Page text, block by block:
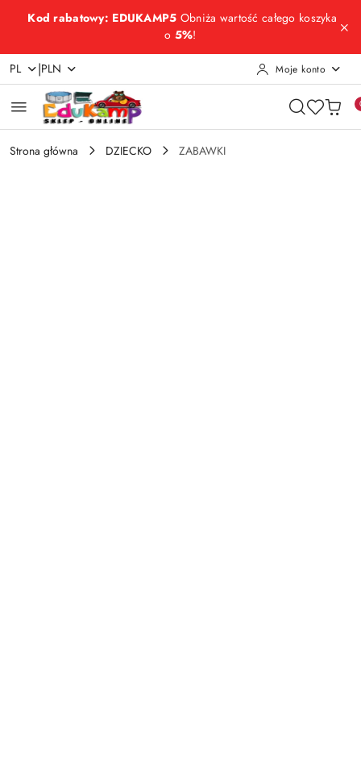
Przejdź do treści głównej
Przejdź do wyszukiwarki
Przejdź do moje konto
Przejdź do menu głównego
Przejdź do opisu produktu
Przejdź do stopki
Kod rabatowy: EDUKAMP5 Obniża wartość całego koszyka
o 5%!
PL |PLN Moje konto
Strona główna DZIECKO ZABAWKI